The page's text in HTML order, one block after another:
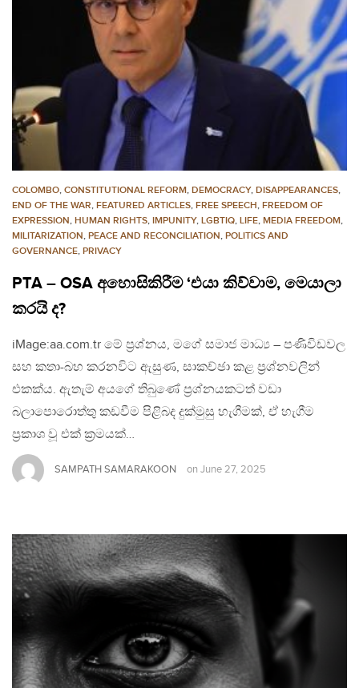
COLOMBO, CONSTITUTIONAL REFORM, DEMOCRACY, DISAPPEARANCES,
END OF THE WAR, FEATURED ARTICLES, FREE SPEECH, FREEDOM OF
EXPRESSION, HUMAN RIGHTS, IMPUNITY, LGBTIQ, LIFE, MEDIA FREEDOM,
MILITARIZATION, PEACE AND RECONCILIATION, POLITICS AND
GOVERNANCE, PRIVACY
PTA – OSA අහොසිකිරීම ‘එයා කිව්වාම, මෙයාලා
කරයි ද?
iMage:aa.com.tr මේ ප්‍රශ්නය, මගේ සමාජ මාධ්‍ය – පණිවිඩවල
සහ කතා-බහ කරනවිට ඇසුණ, සාකච්ඡා කළ ප්‍රශ්නවලින්
එකක්ය. ඇතැම් අයගේ තිබුණේ ප්‍රශ්නයකටත් වඩා
බලාපොරොත්තු කඩවීම පිළිබද දුක්මුසු හැගීමක්, ඒ හැගීම
ප්‍රකාශ වූ එක් ක්‍රමයක්…
SAMPATH SAMARAKOON on June 27, 2025